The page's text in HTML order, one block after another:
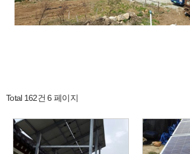
Total 162건 6 페이지